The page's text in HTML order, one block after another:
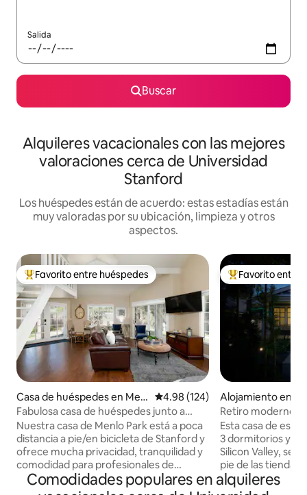
Salida
Buscar
Alquileres vacacionales con las mejores
valoraciones cerca de Universidad
Stanford
Los huéspedes están de acuerdo: estas estadías están
muy valoradas por su ubicación, limpieza y otros
aspectos.
Favorito entre huéspedes preferido
Favorito entre huéspedes
Casa de huéspedes en Menl
o Park
Calificación promedio: 4.98 de
4.98 (124)
Fabulosa casa de huéspedes junto a
Stanford con cocina
Nuestra casa de Menlo Park está a poca
distancia a pie/en bicicleta de Stanford y
ofrece mucha privacidad, tranquilidad y
comodidad para profesionales de
negocios o cualquier persona que venga
a visitar Stanford. El área principal para
Favorito entre
Favorito entre
Alojamiento en
Retiro moderno
Esta casa de
3 dormitorios y 3
Silicon Valley, se
pie de las
que salpican
centro de Palo Alto. Llegar y salir
Comodidades populares en alquileres